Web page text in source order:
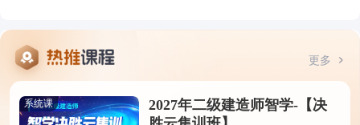
更多
系统课
2027年二级建造师智学-【决